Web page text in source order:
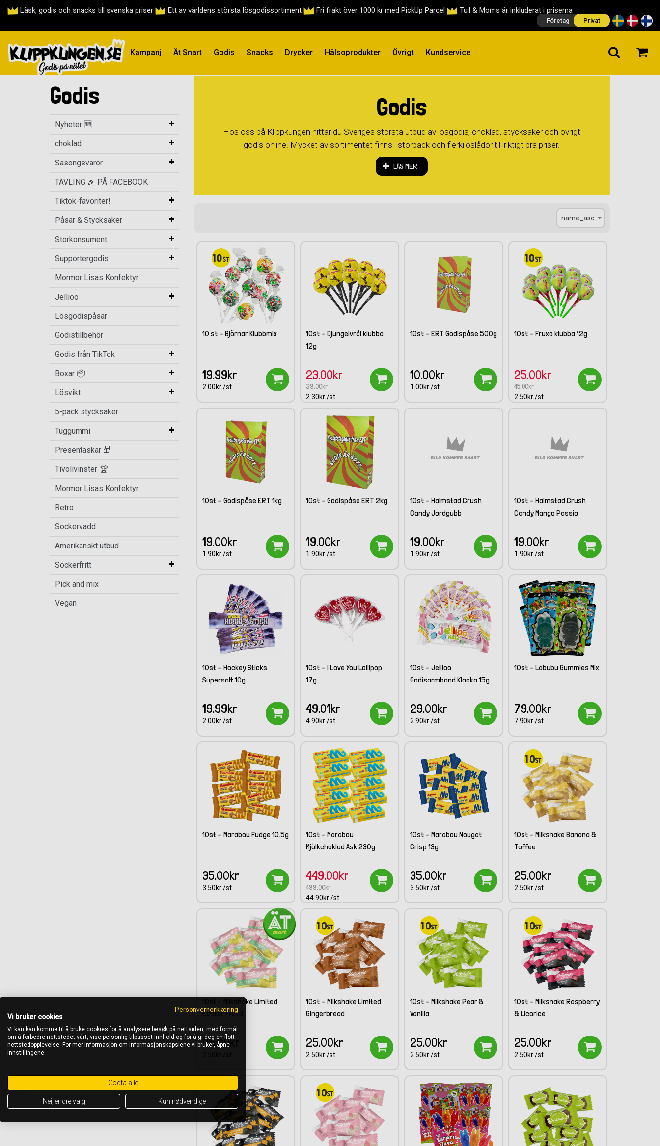
Läsk, godis och snacks till svenska priser Ett av världens största lösgodissortiment Fri frakt över 1000 kr med PickUp Parcel Tull & Moms är inkluderat i priserna
Företag Privat
Kampanj Ät Snart Godis Snacks Drycker Hälsoprodukter Övrigt Kundservice
Godis
Nyheter 🆕
choklad
Säsongsvaror
TÄVLING 🎉 PÅ FACEBOOK
Tiktok-favoriter!
Påsar & Stycksaker
Storkonsument
Supportergodis
Mormor Lisas Konfektyr
Jellioo
Lösgodispåsar
Godistillbehör
Godis från TikTok
Boxar 📦
Lösvikt
5-pack stycksaker
Tuggummi
Presentaskar 🎁
Tivolivinster 🏆
Mormor Lisas Konfektyr
Retro
Sockervadd
Amerikanskt utbud
Sockerfritt
Pick and mix
Vegan
Godis
Hos oss på Klippkungen hittar du Sveriges största utbud av lösgodis, choklad, stycksaker och övrigt
godis online. Mycket av sortimentet finns i storpack och flerkiloslådor till riktigt bra priser.
LÄS MER
name_asc
10 st - Björnar Klubbmix
19.99kr
2.00kr /st
10st - Djungelvrål klubba
12g
23.00kr
39.00kr
2.30kr /st
10st - ERT Godispåse 500g
10.00kr
1.00kr /st
10st - Fruxo klubba 12g
25.00kr
45.00kr
2.50kr /st
10st - Godispåse ERT 1kg
19.00kr
1.90kr /st
10st - Godispåse ERT 2kg
19.00kr
1.90kr /st
10st - Halmstad Crush
Candy Jordgubb
19.00kr
1.90kr /st
10st - Halmstad Crush
Candy Mango Passio
19.00kr
1.90kr /st
10st - Hockey Sticks
Supersalt 10g
19.99kr
2.00kr /st
10st - I Love You Lollipop
17g
49.01kr
4.90kr /st
10st - Jellioo
Godisarmband Klocka 15g
29.00kr
2.90kr /st
10st - Labubu Gummies Mix
79.00kr
7.90kr /st
10st - Marabou Fudge 10.5g
35.00kr
3.50kr /st
10st - Marabou
Mjölkchoklad Ask 230g
449.00kr
499.00kr
44.90kr /st
10st - Marabou Nougat
Crisp 13g
35.00kr
3.50kr /st
10st - Milkshake Banana &
Toffee
25.00kr
2.50kr /st
10st - Milkshake Limited
Easter Frutti
25.00kr
10st - Milkshake Limited
Gingerbread
25.00kr
2.50kr /st
10st - Milkshake Pear &
Vanilla
25.00kr
2.50kr /st
10st - Milkshake Raspberry
& Licorice
25.00kr
2.50kr /st
Personvernerklæring
Vi bruker cookies
Vi kan kan komme til å bruke cookies for å analysere besøk på nettsiden, med formål
om å forbedre nettstedet vårt, vise personlig tilpasset innhold og for å gi deg en flott
nettstedopplevelse. For mer informasjon om informasjonskapslene vi bruker, åpne
innstillingene.
Godta alle
Nei, endre valg Kun nødvendige